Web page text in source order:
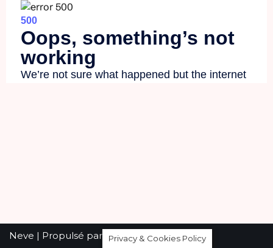
Neve | Propulsé par WordPress
Privacy & Cookies Policy